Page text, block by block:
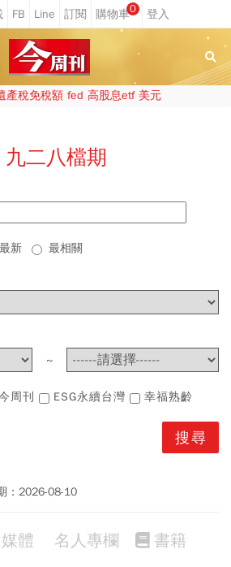
0
產稅免稅額 fed 高股息etf 美元
九二八檔期
最新 最相關
~
周刊 ESG永續台灣 幸福熟齡
： 2026-08-10
體 名人專欄 書籍